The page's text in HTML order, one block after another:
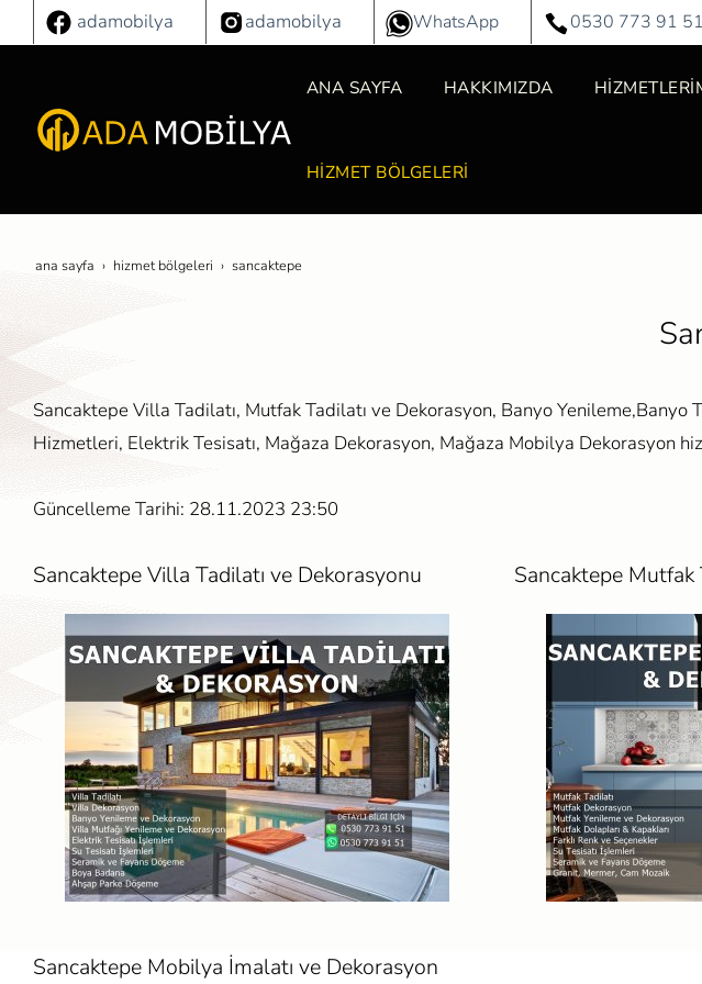
adamobilya adamobilya WhatsApp 0530 773 91 51
ANA SAYFA HAKKIMIZDA
HİZMET BÖLGELERİ
ana sayfa hi̇zmet bölgeleri̇ sancaktepe
Sancaktepe Villa Tadilatı, Mutfak Tadilatı ve Dekorasyon, Banyo Yenileme,Banyo
Hizmetleri, Elektrik Tesisatı, Mağaza Dekorasyon, Mağaza Mobilya Dekorasyon
Güncelleme Tarihi: 28.11.2023 23:50
Sancaktepe Villa Tadilatı ve Dekorasyonu Sancaktepe Mutfak
Sancaktepe Mobilya İmalatı ve Dekorasyon